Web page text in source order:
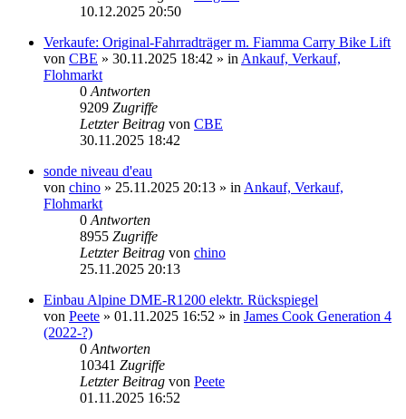
10.12.2025 20:50
Verkaufe: Original-Fahrradträger m. Fiamma Carry Bike Lift
von CBE » 30.11.2025 18:42 » in Ankauf, Verkauf,
Flohmarkt
0 Antworten
9209 Zugriffe
Letzter Beitrag von CBE
30.11.2025 18:42
sonde niveau d'eau
von chino » 25.11.2025 20:13 » in Ankauf, Verkauf,
Flohmarkt
0 Antworten
8955 Zugriffe
Letzter Beitrag von chino
25.11.2025 20:13
Einbau Alpine DME-R1200 elektr. Rückspiegel
von Peete » 01.11.2025 16:52 » in James Cook Generation 4
(2022-?)
0 Antworten
10341 Zugriffe
Letzter Beitrag von Peete
01.11.2025 16:52